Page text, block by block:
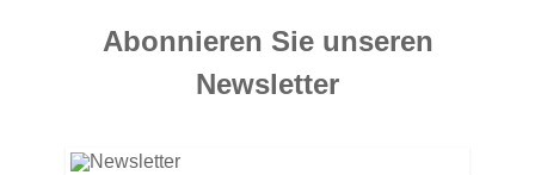
Abonnieren Sie unseren
News­letter